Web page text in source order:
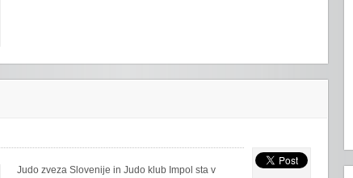
Judo zveza Slovenije in Judo klub Impol sta v